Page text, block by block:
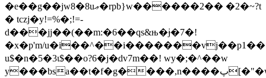
�e��g��jw8�8uޢ�rpb}w������2�� �2�~?t
� tczj�y!=%�;!=-
d���jj��(��m:�6��qs&њ�ɉ�7�!
�x�p'm/
u$�n�5�3ɩ$��o?6�j�dv7m��! wy�;�^��w
y���bsa��t�f�g����,n����پ[�"�w�{�o:�uk��v��zr�